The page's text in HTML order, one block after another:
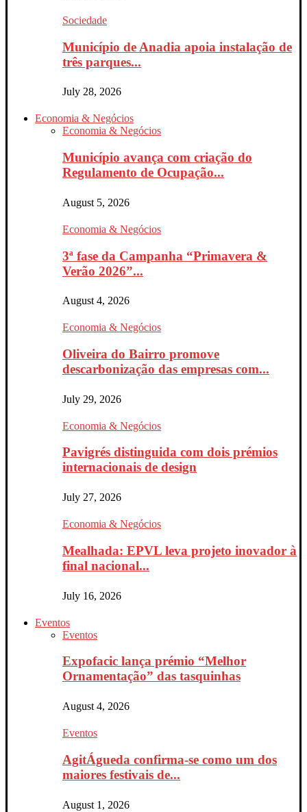
Sociedade
Município de Anadia apoia instalação de
três parques...
July 28, 2026
Economia & Negócios
Economia & Negócios
Município avança com criação do
Regulamento de Ocupação...
August 5, 2026
Economia & Negócios
3ª fase da Campanha “Primavera &
Verão 2026”...
August 4, 2026
Economia & Negócios
Oliveira do Bairro promove
descarbonização das empresas com...
July 29, 2026
Economia & Negócios
Pavigrés distinguida com dois prémios
internacionais de design
July 27, 2026
Economia & Negócios
Mealhada: EPVL leva projeto inovador à
final nacional...
July 16, 2026
Eventos
Eventos
Expofacic lança prémio “Melhor
Ornamentação” das tasquinhas
August 4, 2026
Eventos
AgitÁgueda confirma-se como um dos
maiores festivais de...
August 1, 2026